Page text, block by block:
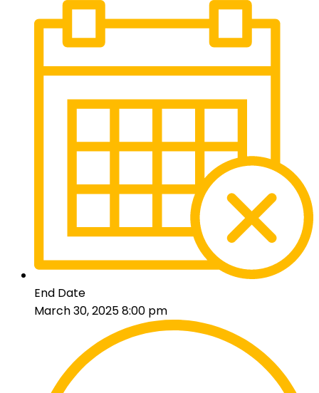
End Date
March 30, 2025 8:00 pm